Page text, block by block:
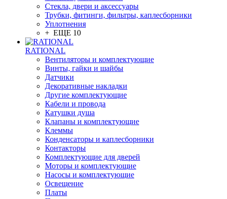
Стекла, двери и аксессуары
Трубки, фитинги, фильтры, каплесборники
Уплотнения
+ ЕЩЕ 10
RATIONAL
Вентиляторы и комплектующие
Винты, гайки и шайбы
Датчики
Декоративные накладки
Другие комплектующие
Кабели и провода
Катушки душа
Клапаны и комплектующие
Клеммы
Конденсаторы и каплесборники
Контакторы
Комплектующие для дверей
Моторы и комплектующие
Насосы и комплектующие
Освещение
Платы